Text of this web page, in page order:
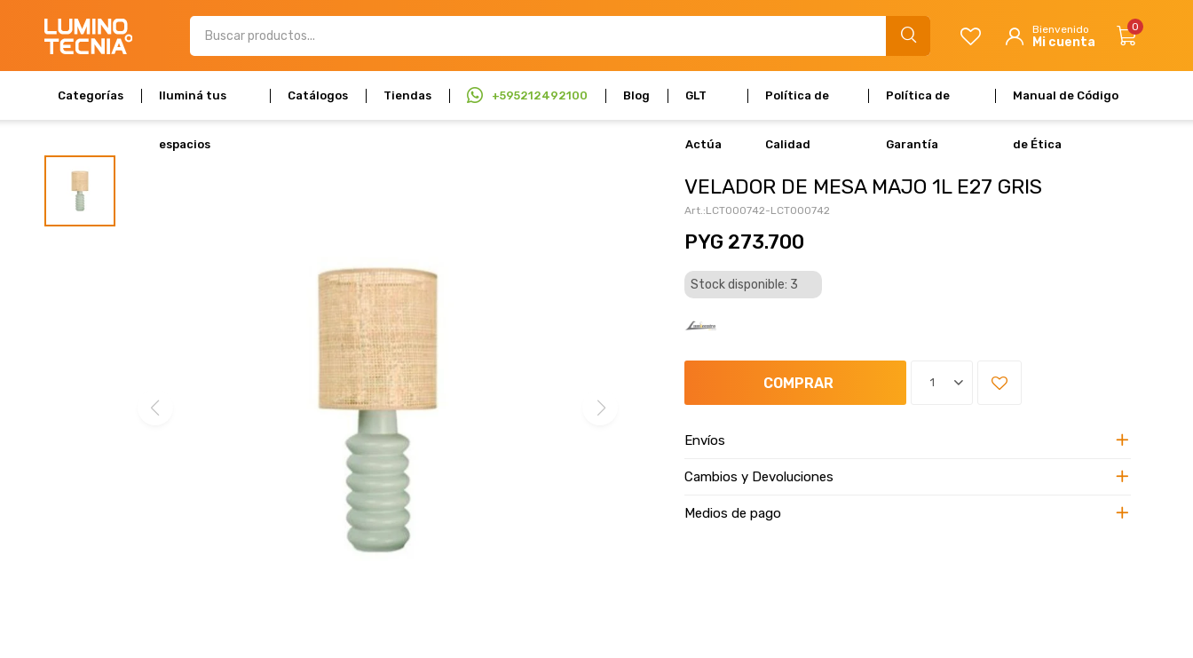
Categorías Iluminá tus
espacios
Catálogos Tiendas +595212492100 Blog GLT
Actúa
Política de
Calidad
Política de
Garantía
Manual de Código
de Ética
0
VELADOR DE MESA MAJO 1L E27 GRIS
LCT000742-LCT000742
PYG 273.700
Stock disponible: 3
1
COMPRAR
Envíos
Cambios y Devoluciones
Medios de pago